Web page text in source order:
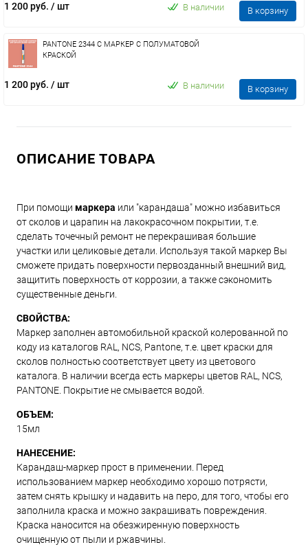
1 200 руб. / шт В наличии В корзину
PANTONE 2344 C МАРКЕР С ПОЛУМАТОВОЙ
КРАСКОЙ
1 200 руб. / шт В наличии В корзину
ОПИСАНИЕ ТОВАРА
При помощи маркера или "карандаша" можно избавиться
от сколов и царапин на лакокрасочном покрытии, т.е.
сделать точечный ремонт не перекрашивая большие
участки или целиковые детали. Используя такой маркер Вы
сможете придать поверхности первозданный внешний вид,
защитить поверхность от коррозии, а также сэкономить
существенные деньги.
СВОЙСТВА:
Маркер заполнен автомобильной краской колерованной по
коду из каталогов RAL, NCS, Pantone, т.е. цвет краски для
сколов полностью соответствует цвету из цветового
каталога. В наличии всегда есть маркеры цветов RAL, NCS,
PANTONE. Покрытие не смывается водой.
ОБЪЕМ:
15мл
НАНЕСЕНИЕ:
Карандаш-маркер прост в применении. Перед
использованием маркер необходимо хорошо потрясти,
затем снять крышку и надавить на перо, для того, чтобы его
заполнила краска и можно закрашивать повреждения.
Краска наносится на обезжиренную поверхность
очищенную от пыли и ржавчины.